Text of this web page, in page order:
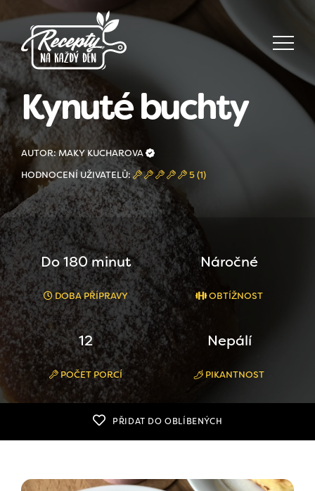
Kynuté buchty
AUTOR: MAKY KUCHAROVA
HODNOCENÍ UŽIVATELŮ:
5 (1)
Do 180 minut
DOBA PŘÍPRAVY
Náročné
OBTÍŽNOST
12
POČET PORCÍ
Nepálí
PIKANTNOST
PŘIDAT DO OBLÍBENÝCH